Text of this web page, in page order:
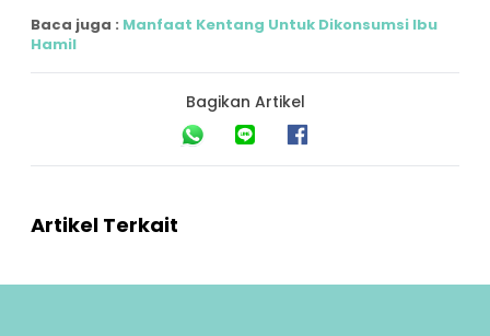
Baca juga : Manfaat Kentang Untuk Dikonsumsi Ibu
Hamil
Bagikan Artikel
Artikel Terkait